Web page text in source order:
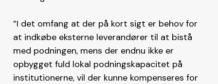
”I det omfang at der på kort sigt er behov for
at indkøbe eksterne leverandører til at bistå
med podningen, mens der endnu ikke er
opbygget fuld lokal podningskapacitet på
institutionerne, vil der kunne kompenseres for